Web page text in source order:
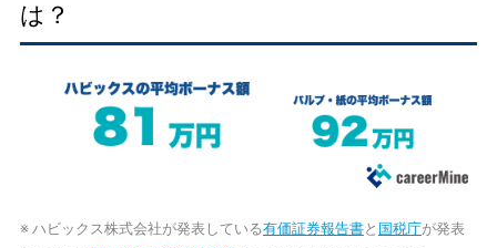
は？
※ ハビックス株式会社が発表している有価証券報告書と 国税庁が発表